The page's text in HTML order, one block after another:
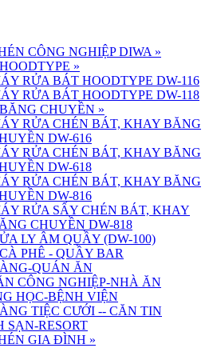
CÔNG NGHIỆP DIWA »
»
RỬA BÁT HOODTYPE DW-116
RỬA BÁT HOODTYPE DW-118
CHUYỀN »
RỬA CHÉN BÁT, KHAY BĂNG
DW-616
RỬA CHÉN BÁT, KHAY BĂNG
DW-618
RỬA CHÉN BÁT, KHAY BĂNG
DW-816
RỬA SẤY CHÉN BÁT, KHAY
CHUYỀN DW-818
LY ÂM QUẦY (DW-100)
PHÊ - QUẦY BAR
QUÁN ĂN
CÔNG NGHIỆP-NHÀ ĂN
HỌC-BỆNH VIỆN
TIỆC CƯỚI -- CĂN TIN
SẠN-RESORT
GIA ĐÌNH »